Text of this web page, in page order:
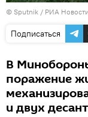
© Sputnik / РИА Новости
Подписаться
В
поражение
и двух